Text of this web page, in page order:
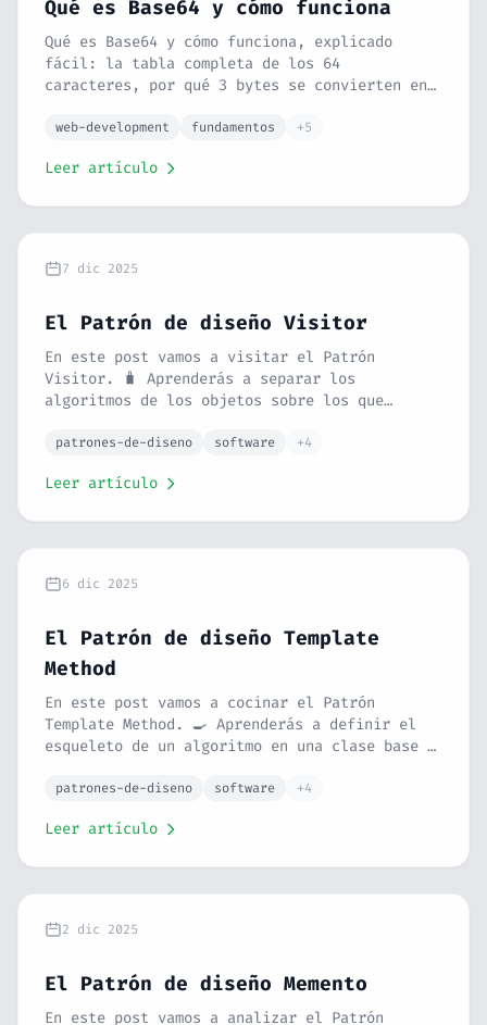
Qué es Base64 y cómo funciona
Qué es Base64 y cómo funciona, explicado
fácil: la tabla completa de los 64
caracteres, por qué 3 bytes se convierten en
y para qué se usa hoy (emails, JWT, Data
Python.
web-development fundamentos +5
Leer artículo
7 dic 2025
El Patrón de diseño Visitor
En este post vamos a visitar el Patrón
Visitor. 🧳 Aprenderás a separar los
algoritmos de los objetos sobre los que
visitando una ciudad y un ejemplo de
principio Open/Closed a rajatabla.
patrones-de-diseno software +4
Leer artículo
6 dic 2025
El Patrón de diseño Template
Method
En este post vamos a cocinar el Patrón
Template Method. 🍳 Aprenderás a definir el
esqueleto de un algoritmo en una clase base y
detalles. Con la analogía de una receta de
reutilizar código de forma inteligente.
patrones-de-diseno software +4
Leer artículo
2 dic 2025
El Patrón de diseño Memento
En este post vamos a analizar el Patrón